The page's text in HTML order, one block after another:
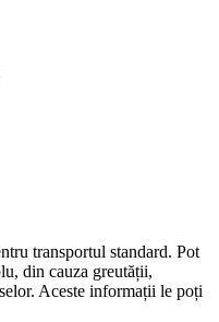
transportul standard. Pot
din cauza greutății,
Aceste informații le poți